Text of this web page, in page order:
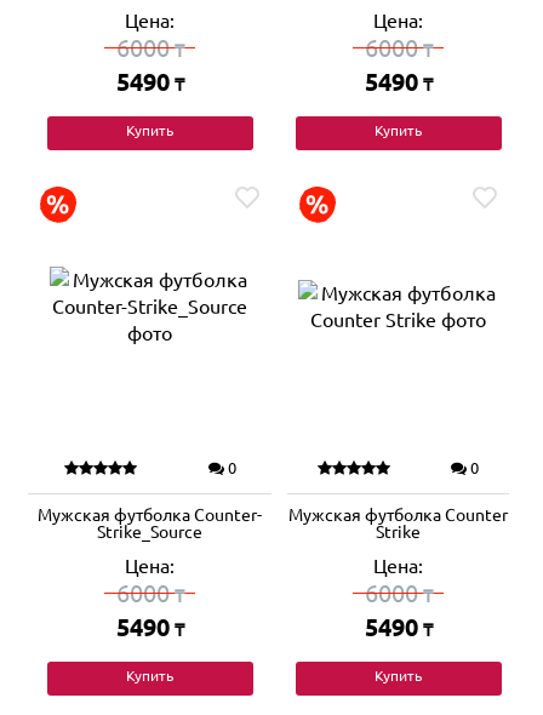
Цена:
6000₸
5490 ₸
Купить
Цена:
6000₸
5490 ₸
Купить
0
Мужская футболка Counter-
Strike_Source
Цена:
6000₸
5490 ₸
Купить
0
Мужская футболка Counter
Strike
Цена:
6000₸
5490 ₸
Купить